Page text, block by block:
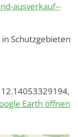
ausverkauf--
in Schutzgebieten
Earth öffnen